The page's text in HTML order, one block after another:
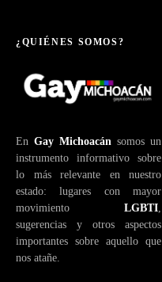
¿QUIÉNES SOMOS?
En Gay Michoacán somos un
instrumento informativo sobre
lo más relevante en nuestro
estado: lugares con mayor
movimiento LGBTI
sugerencias y otros aspectos
importantes sobre aquello que
nos atañe.